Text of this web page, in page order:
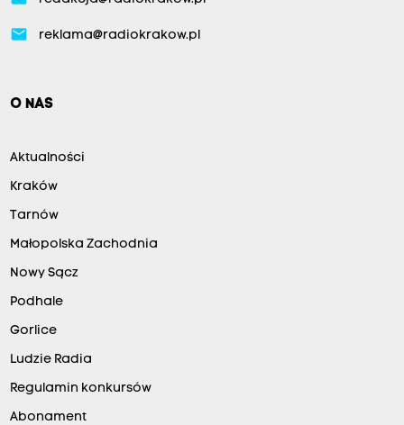
email reklama@radiokrakow.pl
O NAS
Aktualności
Kraków
Tarnów
Małopolska Zachodnia
Nowy Sącz
Podhale
Gorlice
Ludzie Radia
Regulamin konkursów
Abonament